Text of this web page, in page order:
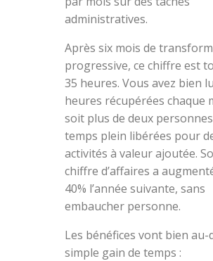
administratives.
Après six mois de
progressive, ce chiffre est
35 heures. Vous avez bien
heures récupérées chaque
soit plus de deux
temps plein libérées pour
activités à valeur ajoutée.
chiffre d’affaires a
40% l’année suivante, sans
embaucher personne.
Les bénéfices vont bien au-
simple gain de temps :